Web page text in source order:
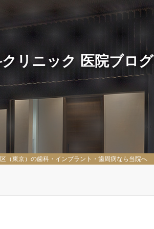
リニック 医院ブログ
（東京）の歯科・インプラント・歯周病なら当院へ